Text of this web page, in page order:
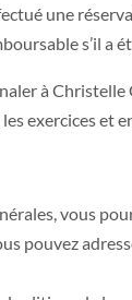
une
s’il a
à
exercices et
vous
pouvez